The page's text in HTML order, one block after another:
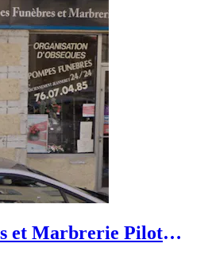
et Marbrerie Pilot